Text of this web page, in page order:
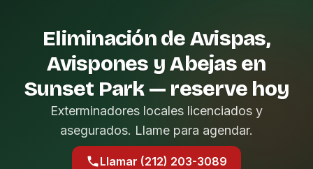
Eliminación de Avispas,
Avispones y Abejas en
Sunset Park — reserve hoy
Exterminadores locales licenciados y
asegurados. Llame para agendar.
Llamar (212) 203-3089